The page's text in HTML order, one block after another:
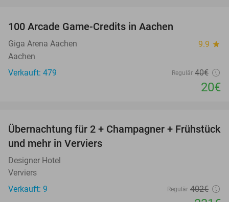
100 Arcade Game-Credits in Aachen
Giga Arena Aachen 9.9 star
Aachen
Verkauft: 479
Regulär 40€
20€
43%
Übernachtung für 2 + Champagner + Frühstück
und mehr in Verviers
Designer Hotel
Verviers
Verkauft: 9
Regulär 402€